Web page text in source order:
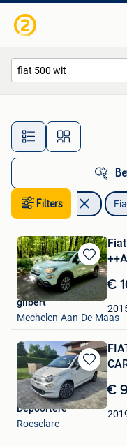
Filters
Auto's
Bewaren
in
Mijn
Favorieten
€
gilbert
Mechelen-Aan-De-Maas
Bewaren
in
Mijn
Favorieten
€
Depoortere
Roeselare